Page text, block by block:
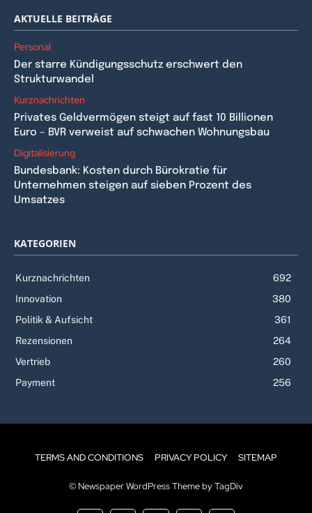
AKTUELLE BEITRÄGE
Personal
Der starre Kündigungsschutz erschwert den
Strukturwandel
Kurznachrichten
Privates Geldvermögen steigt auf fast 10 Billionen
Euro – BVR verweist auf schwachen Wohnungsbau
Digitalisierung
Bundesbank: Kosten durch Bürokratie für
Unternehmen steigen auf sieben Prozent des
Umsatzes
KATEGORIEN
Kurznachrichten
692
Innovation
380
Politik & Aufsicht
361
Rezensionen
264
Vertrieb
260
Payment
256
TERMS AND CONDITIONS PRIVACY POLICY SITEMAP
© Newspaper WordPress Theme by TagDiv